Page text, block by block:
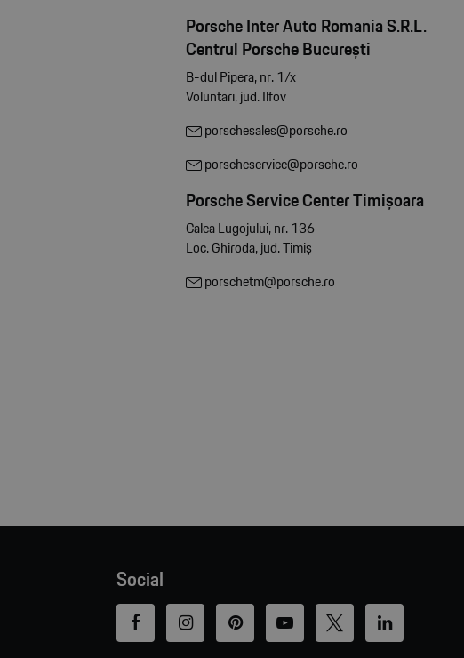
Porsche Inter Auto Romania S.R.L.
Centrul Porsche București
B-dul Pipera, nr. 1/x
Voluntari, jud. Ilfov
porschesales@porsche.ro
porscheservice@porsche.ro
Porsche Service Center Timișoara
Calea Lugojului, nr. 136
Loc. Ghiroda, jud. Timiș
porschetm@porsche.ro
Social